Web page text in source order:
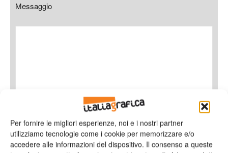
Per fornire le migliori esperienze, noi e i nostri partner
utilizziamo tecnologie come i cookie per memorizzare e/o
accedere alle informazioni del dispositivo. Il consenso a queste
Messaggio
Ho letto e accettol'informativa sulla privacy*